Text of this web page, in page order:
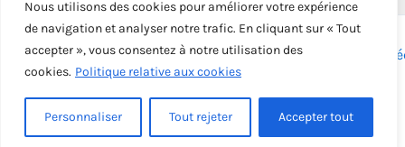
Nous utilisons des cookies pour améliorer votre expérience
de navigation et analyser notre trafic. En cliquant sur « Tout
accepter », vous consentez à notre utilisation des
cookies. Politique relative aux cookies
Personnaliser Tout rejeter Accepter tout
Copyright © 2026 - Tous droits réservés - | Webmaster
Solution